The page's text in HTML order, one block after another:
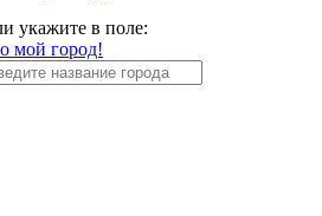
укажите в поле:
мой город!